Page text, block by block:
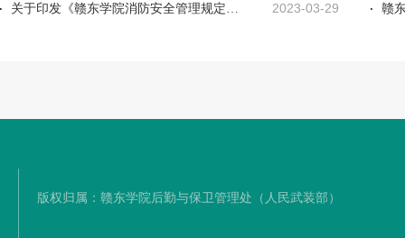
法》的通知
全风险评估管理办法（试行）》的通知
关于印发《赣东学院消防安全管理规定》 2023-03-29 赣
版权归属：赣东学院后勤与保卫管理处（人民武装部）